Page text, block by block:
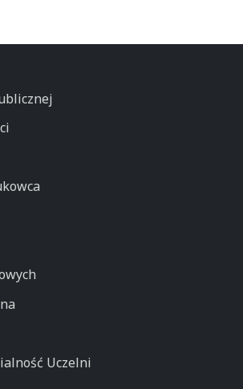
Uczelni